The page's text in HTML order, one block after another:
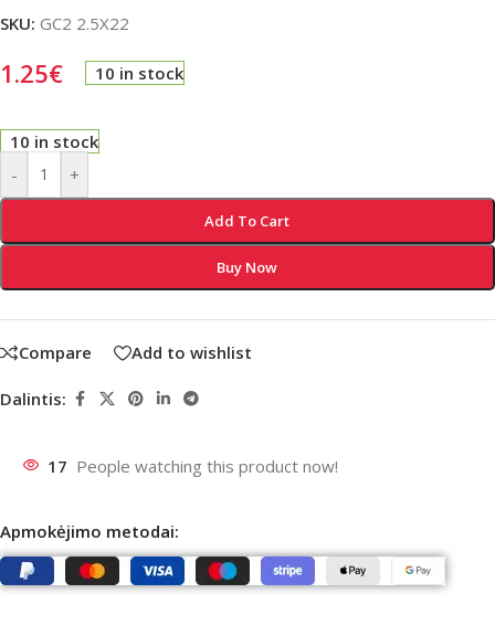
SKU: GC2 2.5X22
1.25€ 10 in stock
10 in stock
-
+
Add To Cart
Buy Now
Compare Add to wishlist
Dalintis:
17 People watching this product now!
Apmokėjimo metodai: